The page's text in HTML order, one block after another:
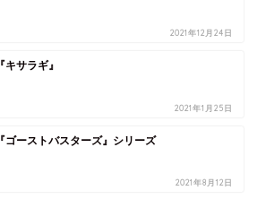
2021年12月24日
『キサラギ』
2021年1月25日
『ゴーストバスターズ』シリーズ
2021年8月12日